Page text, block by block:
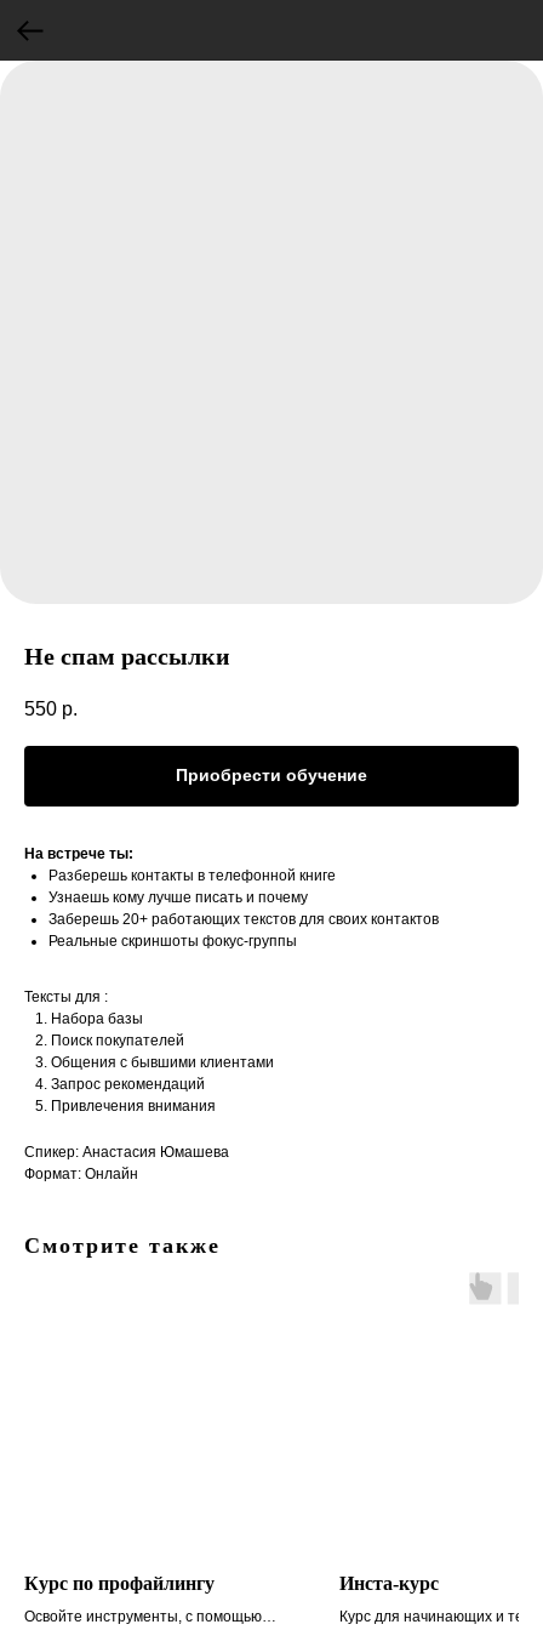
Не спам рассылки
550 р.
Приобрести обучение
На встрече ты:
Разберешь контакты в телефонной книге
Узнаешь кому лучше писать и почему
Заберешь 20+ работающих текстов для своих контактов
Реальные скриншоты фокус-группы
Тексты для :
Набора базы
Поиск покупателей
Общения с бывшими клиентами
Запрос рекомендаций
Привлечения внимания
Спикер: Анастасия Юмашева
Формат: Онлайн
Смотрите также
Курс по профайлингу
Освойте инструменты, с помощью
Инста-курс
Курс для начинающих и тех,